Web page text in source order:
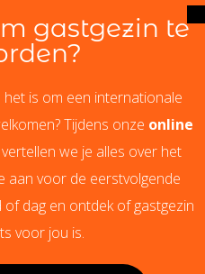
gastgezin te
is om een internationale
Tijdens onze online
vertellen we je alles over het
aan voor de eerstvolgende
dag en ontdek of gastgezin
voor jou is.